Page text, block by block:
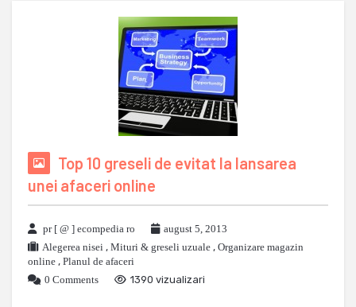
Top 10 greseli de evitat la lansarea
unei afaceri online
pr [ @ ] ecompedia ro
august 5, 2013
Alegerea nisei , Mituri & greseli uzuale , Organizare magazin
online , Planul de afaceri
0 Comments
1390 vizualizari